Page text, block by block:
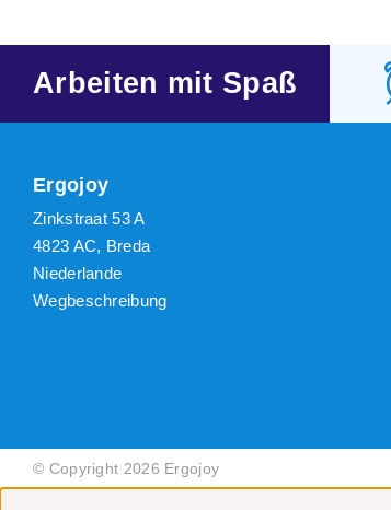
Arbeiten mit Spaß
Ergojoy
Zinkstraat 53 A
4823 AC, Breda
Niederlande
Wegbeschreibung
© Copyright 2026 Ergojoy